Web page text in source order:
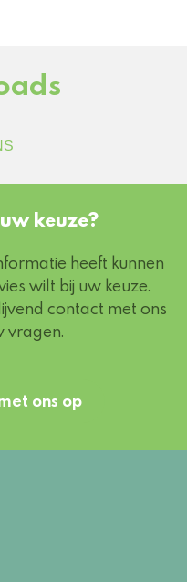
keuze?
heeft kunnen
wilt bij uw keuze.
contact met ons
vragen.
ons op